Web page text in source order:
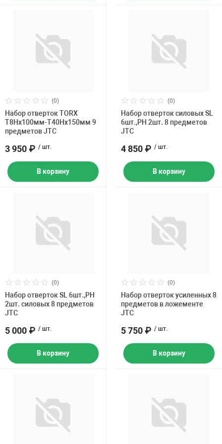
(0)
Набор отверток TORX
T8Нх100мм-Т40Hх150мм 9
предметов JTC
3 950 ₽ / шт.
В корзину
(0)
Набор отверток силовых SL
6шт.,PH 2шт. 8 предметов
JTC
4 850 ₽ / шт.
В корзину
(0)
Набор отверток SL 6шт.,PH
2шт. силовых 8 предметов
JTC
5 000 ₽ / шт.
В корзину
(0)
Набор отверток усиленных 8
предметов в ложементе
JTC
5 750 ₽ / шт.
В корзину